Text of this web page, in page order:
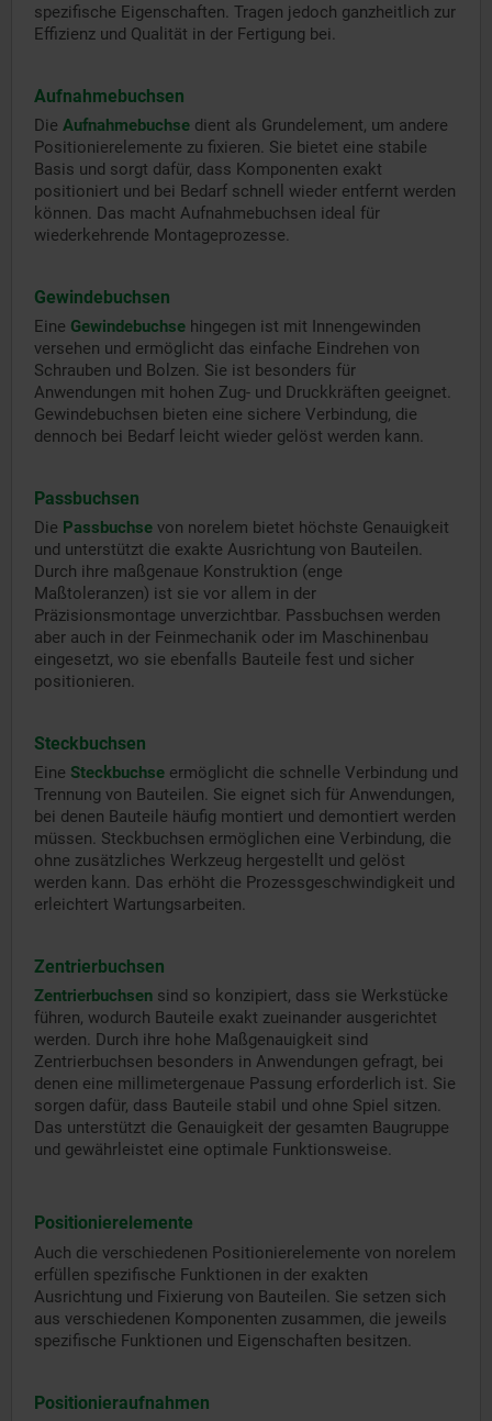
spezifische Eigenschaften. Tragen jedoch ganzheitlich zur
Effizienz und Qualität in der Fertigung bei.
Aufnahmebuchsen
Die Aufnahmebuchse dient als Grundelement, um andere
Positionierelemente zu fixieren. Sie bietet eine stabile
Basis und sorgt dafür, dass Komponenten exakt
positioniert und bei Bedarf schnell wieder entfernt werden
können. Das macht Aufnahmebuchsen ideal für
wiederkehrende Montageprozesse.
Gewindebuchsen
Eine Gewindebuchse hingegen ist mit Innengewinden
versehen und ermöglicht das einfache Eindrehen von
Schrauben und Bolzen. Sie ist besonders für
Anwendungen mit hohen Zug- und Druckkräften geeignet.
Gewindebuchsen bieten eine sichere Verbindung, die
dennoch bei Bedarf leicht wieder gelöst werden kann.
Passbuchsen
Die Passbuchse von norelem bietet höchste Genauigkeit
und unterstützt die exakte Ausrichtung von Bauteilen.
Durch ihre maßgenaue Konstruktion (enge
Maßtoleranzen) ist sie vor allem in der
Präzisionsmontage unverzichtbar. Passbuchsen werden
aber auch in der Feinmechanik oder im Maschinenbau
eingesetzt, wo sie ebenfalls Bauteile fest und sicher
positionieren.
Steckbuchsen
Eine Steckbuchse ermöglicht die schnelle Verbindung und
Trennung von Bauteilen. Sie eignet sich für Anwendungen,
bei denen Bauteile häufig montiert und demontiert werden
müssen. Steckbuchsen ermöglichen eine Verbindung, die
ohne zusätzliches Werkzeug hergestellt und gelöst
werden kann. Das erhöht die Prozessgeschwindigkeit und
erleichtert Wartungsarbeiten.
Zentrierbuchsen
Zentrierbuchsen sind so konzipiert, dass sie Werkstücke
führen, wodurch Bauteile exakt zueinander ausgerichtet
werden. Durch ihre hohe Maßgenauigkeit sind
Zentrierbuchsen besonders in Anwendungen gefragt, bei
denen eine millimetergenaue Passung erforderlich ist. Sie
sorgen dafür, dass Bauteile stabil und ohne Spiel sitzen.
Das unterstützt die Genauigkeit der gesamten Baugruppe
und gewährleistet eine optimale Funktionsweise.
Positionierelemente
Auch die verschiedenen Positionierelemente von norelem
erfüllen spezifische Funktionen in der exakten
Ausrichtung und Fixierung von Bauteilen. Sie setzen sich
aus verschiedenen Komponenten zusammen, die jeweils
spezifische Funktionen und Eigenschaften besitzen.
Positionieraufnahmen